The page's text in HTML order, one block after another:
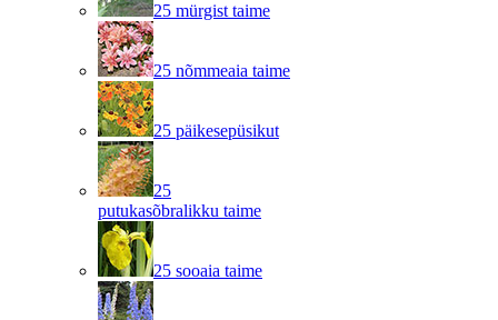
25 mürgist taime
25 nõmmeaia taime
25 päikesepüsikut
25
putukasõbralikku taime
25 sooaia taime